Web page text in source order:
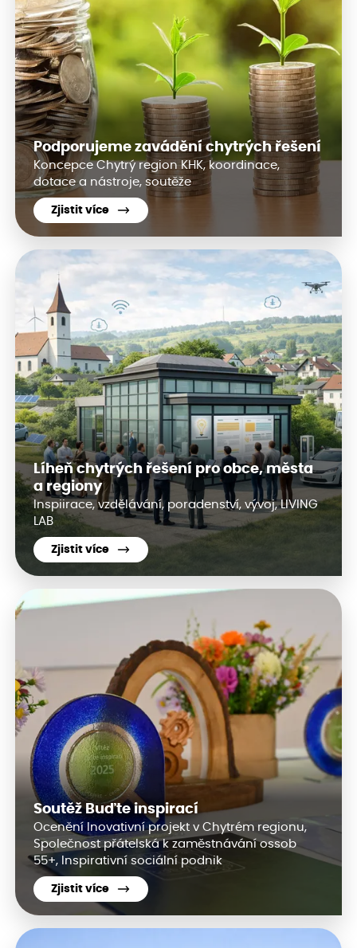
Podporujeme zavádění chytrých řešení
Koncepce Chytrý region KHK, koordinace,
dotace a nástroje, soutěže
Zjistit více
Líheň chytrých řešení pro obce, města
a regiony
Inspiirace, vzdělávání, poradenství, vývoj, LIVING
LAB
Zjistit více
Soutěž Buďte inspirací
Ocenění Inovativní projekt v Chytrém regionu,
Společnost přátelská k zaměstnávání ossob
55+, Inspirativní sociální podnik
Zjistit více